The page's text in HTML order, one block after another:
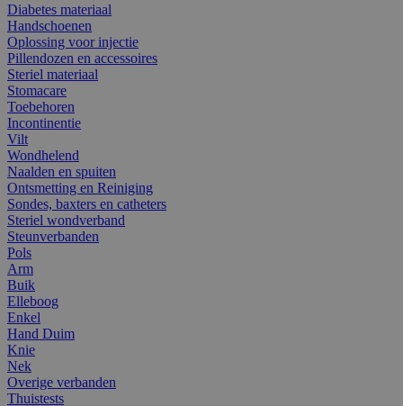
Diabetes materiaal
Handschoenen
Oplossing voor injectie
Pillendozen en accessoires
Steriel materiaal
Stomacare
Toebehoren
Incontinentie
Vilt
Wondhelend
Naalden en spuiten
Ontsmetting en Reiniging
Sondes, baxters en catheters
Steriel wondverband
Steunverbanden
Pols
Arm
Buik
Elleboog
Enkel
Hand Duim
Knie
Nek
Overige verbanden
Thuistests